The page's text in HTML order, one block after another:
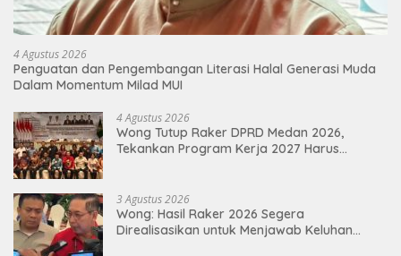
4 Agustus 2026
Penguatan dan Pengembangan Literasi Halal Generasi Muda
Dalam Momentum Milad MUI
4 Agustus 2026
Wong Tutup Raker DPRD Medan 2026,
Tekankan Program Kerja 2027 Harus
3 Agustus 2026
Wong: Hasil Raker 2026 Segera
Direalisasikan untuk Menjawab Keluhan